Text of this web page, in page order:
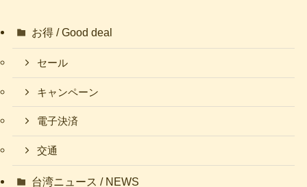
お得 / Good deal
セール
キャンペーン
電子決済
交通
台湾ニュース / NEWS